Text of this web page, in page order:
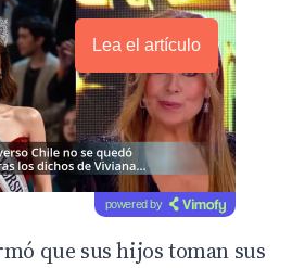
Lea el artículo
powered by
que sus hijos toman sus